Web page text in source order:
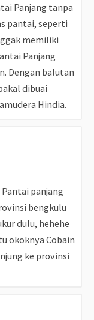
Panjang tanpa
pantai, seperti
memiliki
Panjang
Dengan balutan
dibuai
Hindia.
panjang
bengkulu
dulu, hehehe
okoknya Cobain
ke provinsi